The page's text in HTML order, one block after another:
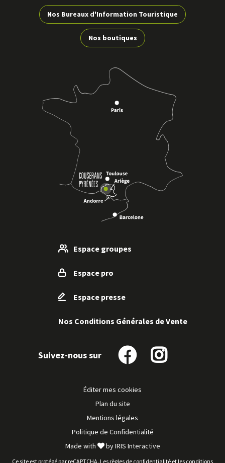
Palais des évêques
SAINT-LIZIER
Jusqu'au
Réservable en ligne
Visite guidée du cloître roman, de la cathédrale de
Saint-Lizier et du Trésor des Evêques
Nos Bureaux d'Information Touristique
Nos boutiques
Espace groupes
Espace pro
Espace presse
Nos Conditions Générales de Vente
Suivez-nous sur
Suivez-
sur
Suivez-
Éditer mes cookies
Plan du site
Mentions légales
Politique de Confidentialité
Made with
byIRIS Interactive
Ce site est protégé par reCAPTCHA. Les règles de confidentialité et les conditions